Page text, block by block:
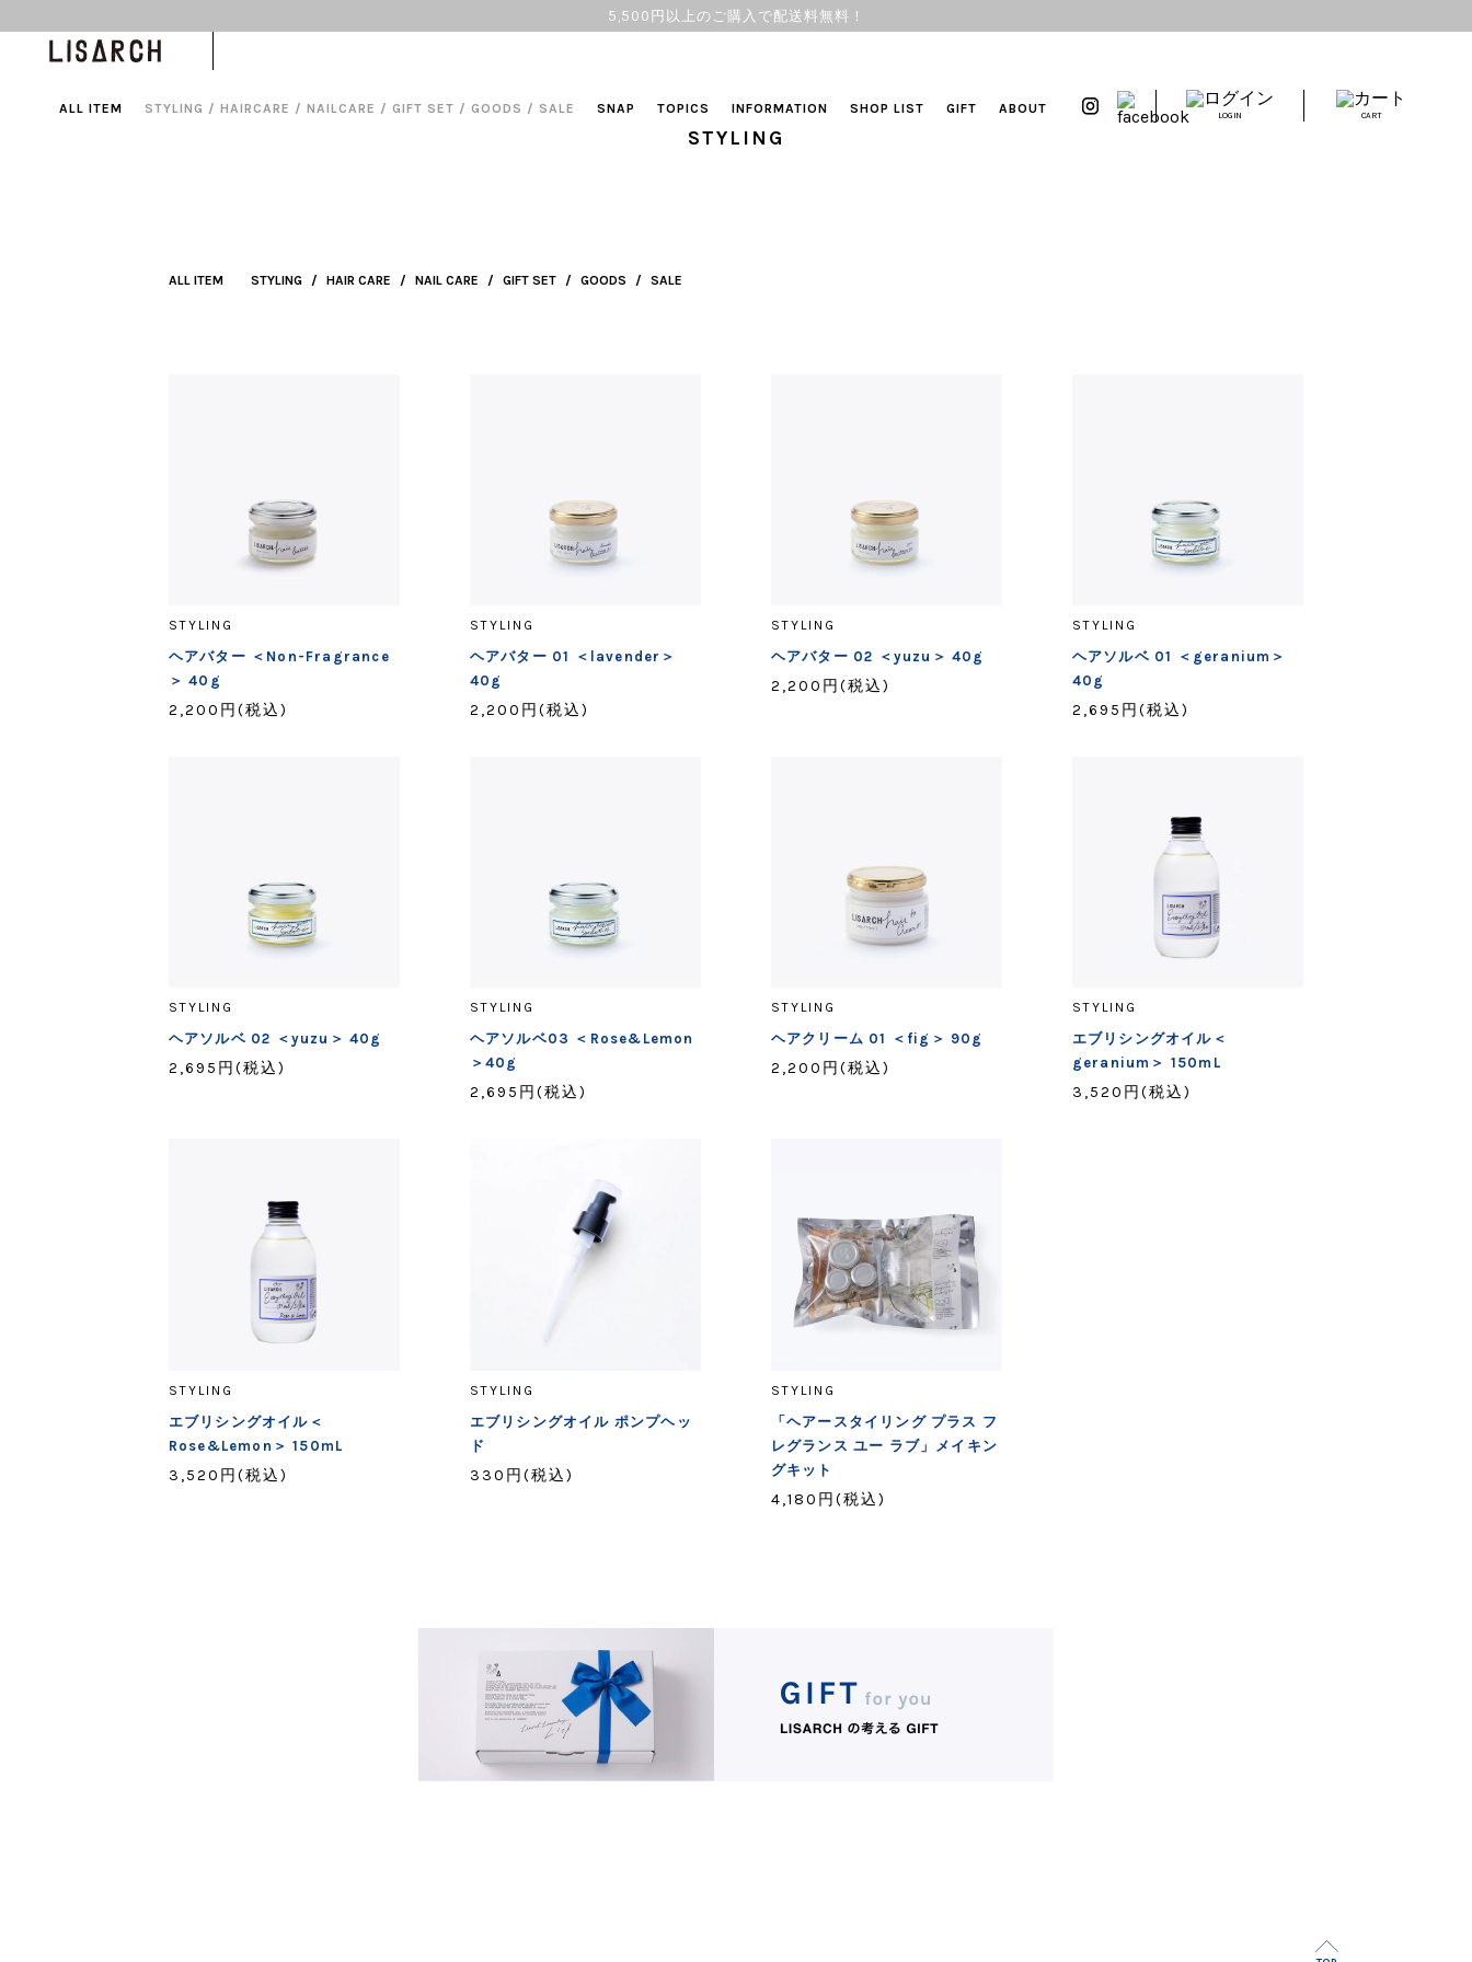
STYLING
ALL ITEM STYLING / HAIR CARE / NAIL CARE / GIFT SET / GOODS / SALE
STYLING
ヘアバター ＜Non-Fragrance
＞ 40g
2,200円(税込)
STYLING
ヘアバター 01 ＜lavender＞
40g
2,200円(税込)
STYLING
ヘアバター 02 ＜yuzu＞ 40g
2,200円(税込)
STYLING
ヘアソルベ 01 ＜geranium＞
40g
2,695円(税込)
STYLING
ヘアソルベ 02 ＜yuzu＞ 40g
2,695円(税込)
STYLING
ヘアソルベ03 ＜Rose&Lemon
＞40g
2,695円(税込)
STYLING
ヘアクリーム 01 ＜fig＞ 90g
2,200円(税込)
STYLING
エブリシングオイル＜
geranium＞ 150mL
3,520円(税込)
STYLING
エブリシングオイル＜
Rose&Lemon＞ 150mL
3,520円(税込)
STYLING
エブリシングオイル ポンプヘッ
ド
330円(税込)
STYLING
「ヘアースタイリング プラス フ
レグランス ユー ラブ」メイキン
グキット
4,180円(税込)
5,500円以上のご購入で配送料無料！
ALL ITEM STYLING / HAIRCARE / NAILCARE / GIFT SET / GOODS / SALE SNAP TOPICS INFORMATION SHOP LIST GIFT ABOUT
LOGIN CART